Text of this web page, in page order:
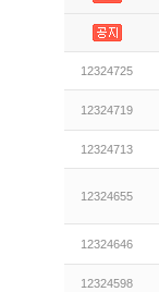
12324725
12324719
12324713
12324655
12324646
12324598